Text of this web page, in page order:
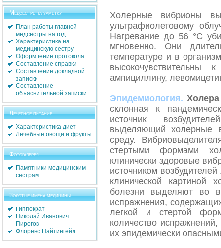
Медсестре на заметку
План работы главной
медсестры на год
Характеристика на
медицинскую сестру
Оформление протокола
Составление справки
Составление докладной
записки
Составление
объяснительной записки
Лечебное питание
Характеристика диет
Лечебные овощи и фрукты
Фотогалерея
Памятники медицинским
сестрам
Золотые имена медицины
Гиппократ
Николай Иванович
Пирогов
Флоренс Найтингейл
Холерные вибрионы
ультрафиолетовому
Нагревание до 56 °С
мгновенно. Они
температуре и в
высокочувствительны
ампициллину,
Эпидемиология. Холера
склонная к
источник
выделяющий холерные
среду.
стертыми формами
клинически здоровые
источником
клинической
болезни выделяют во
испражнения,
легкой и стертой
количество
их эпидемически